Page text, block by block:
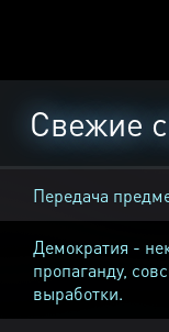
Свежие
Передача
Демократия -
пропаганду,
выработки.